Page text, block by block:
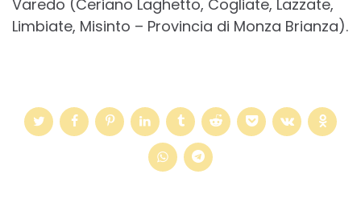
Varedo (Ceriano Laghetto, Cogliate, Lazzate,
Limbiate, Misinto – Provincia di Monza Brianza).